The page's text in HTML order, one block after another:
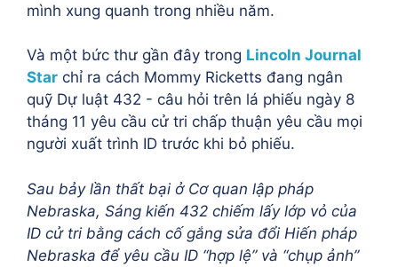
mình xung quanh trong nhiều năm.
Và một bức thư gần đây trong Lincoln Journal
Star chỉ ra cách Mommy Ricketts đang ngân
quỹ Dự luật 432 - câu hỏi trên lá phiếu ngày 8
tháng 11 yêu cầu cử tri chấp thuận yêu cầu mọi
người xuất trình ID trước khi bỏ phiếu.
Sau bảy lần thất bại ở Cơ quan lập pháp
Nebraska, Sáng kiến 432 chiếm lấy lớp vỏ của
ID cử tri bằng cách cố gắng sửa đổi Hiến pháp
Nebraska để yêu cầu ID “hợp lệ” và “chụp ảnh”